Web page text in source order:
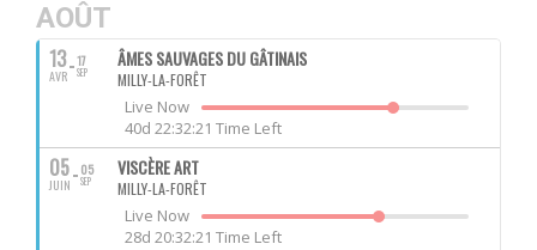
AOÛT
13
AVR
17
SEP
ÂMES SAUVAGES DU GÂTINAIS
MILLY-LA-FORÊT
Live Now
40d 22:32:20 Time Left
05
JUIN
05
SEP
VISCÈRE ART
MILLY-LA-FORÊT
Live Now
28d 20:32:20 Time Left